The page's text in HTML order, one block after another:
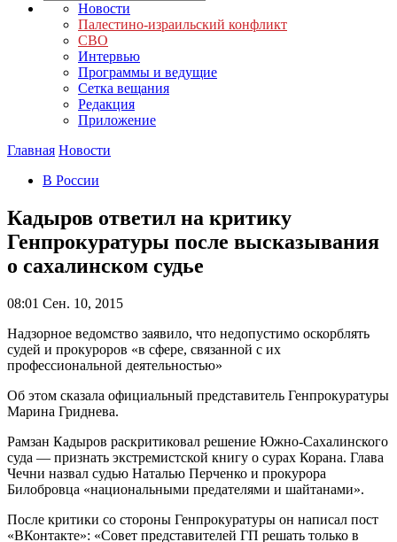
Новости
Палестино-израильский конфликт
СВО
Интервью
Программы и ведущие
Сетка вещания
Редакция
Приложение
Главная Новости
В России
Кадыров ответил на критику
Генпрокуратуры после высказывания
о сахалинском судье
08:01 Сен. 10, 2015
Надзорное ведомство заявило, что недопустимо оскорблять
судей и прокуроров «в сфере, связанной с их
профессиональной деятельностью»
Об этом сказала официальный представитель Генпрокуратуры
Марина Гриднева.
Рамзан Кадыров раскритиковал решение Южно-Сахалинского
суда — признать экстремистской книгу о сурах Корана. Глава
Чечни назвал судью Наталью Перченко и прокурора
Билобровца «национальными предателями и шайтанами».
После критики со стороны Генпрокуратуры он написал пост
«ВКонтакте»: «Совет представителей ГП решать только в